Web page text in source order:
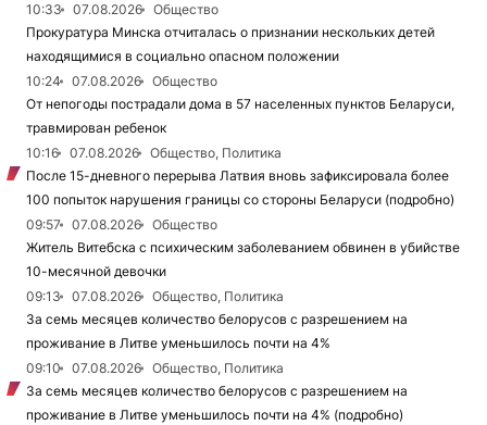
10:33
07.08.2026
Общество
Прокуратура Минска отчиталась о признании нескольких детей
находящимися в социально опасном положении
10:24
07.08.2026
Общество
От непогоды пострадали дома в 57 населенных пунктов Беларуси,
травмирован ребенок
10:16
07.08.2026
Общество, Политика
После 15-дневного перерыва Латвия вновь зафиксировала более
100 попыток нарушения границы со стороны Беларуси (подробно)
09:57
07.08.2026
Общество
Житель Витебска с психическим заболеванием обвинен в убийстве
10-месячной девочки
09:13
07.08.2026
Общество, Политика
За семь месяцев количество белорусов с разрешением на
проживание в Литве уменьшилось почти на 4%
09:10
07.08.2026
Общество, Политика
За семь месяцев количество белорусов с разрешением на
проживание в Литве уменьшилось почти на 4% (подробно)